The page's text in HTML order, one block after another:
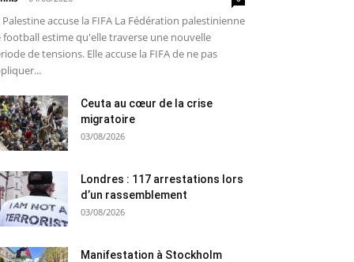
Palestine accuse la FIFA La Fédération palestinienne
football estime qu'elle traverse une nouvelle
de tensions. Elle accuse la FIFA de ne pas
Ceuta au cœur de la crise
migratoire
03/08/2026
Londres : 117 arrestations lors
d’un rassemblement
03/08/2026
Manifestation à Stockholm